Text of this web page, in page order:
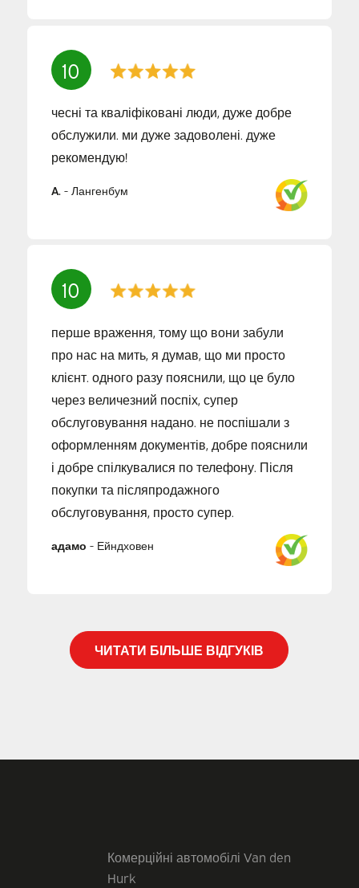
10
чесні та кваліфіковані люди, дуже добре
обслужили. ми дуже задоволені. дуже
рекомендую!
A. - Лангенбум
10
перше враження, тому що вони забули
про нас на мить, я думав, що ми просто
клієнт. одного разу пояснили, що це було
через величезний поспіх, супер
обслуговування надано. не поспішали з
оформленням документів, добре пояснили
і добре спілкувалися по телефону. Після
покупки та післяпродажного
обслуговування, просто супер.
адамо - Ейндховен
ЧИТАТИ БІЛЬШЕ ВІДГУКІВ
Комерційні автомобілі Van den
Hurk